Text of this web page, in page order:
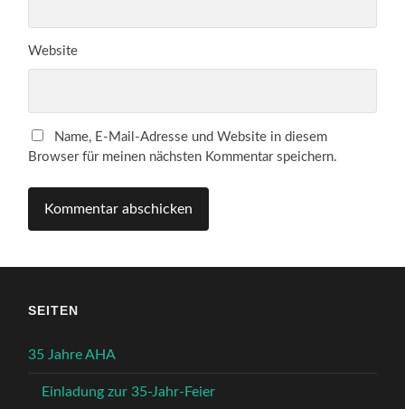
Website
Name, E-Mail-Adresse und Website in diesem
Browser für meinen nächsten Kommentar speichern.
SEITEN
35 Jahre AHA
Einladung zur 35-Jahr-Feier